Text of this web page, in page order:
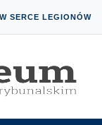
SERCE LEGIONÓW